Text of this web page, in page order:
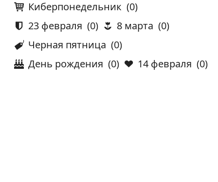
Киберпонедельник (0)
23 февраля (0) 8 марта (0)
Черная пятница (0)
День рождения (0) 14 февраля (0)